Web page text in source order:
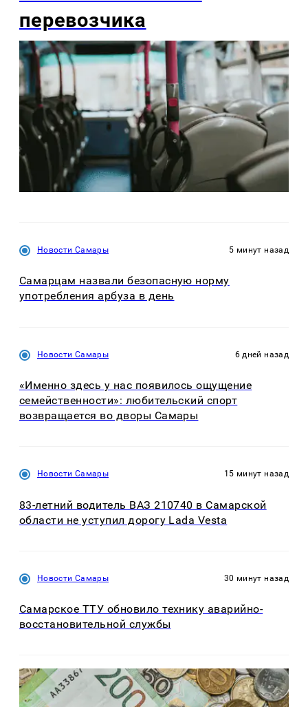
перевозчика
Новости Самары 5 минут назад
Самарцам назвали безопасную норму
употребления арбуза в день
Новости Самары 6 дней назад
«Именно здесь у нас появилось ощущение
семейственности»: любительский спорт
возвращается во дворы Самары
Новости Самары 15 минут назад
83-летний водитель ВАЗ 210740 в Самарской
области не уступил дорогу Lada Vesta
Новости Самары 30 минут назад
Самарское ТТУ обновило технику аварийно-
восстановительной службы